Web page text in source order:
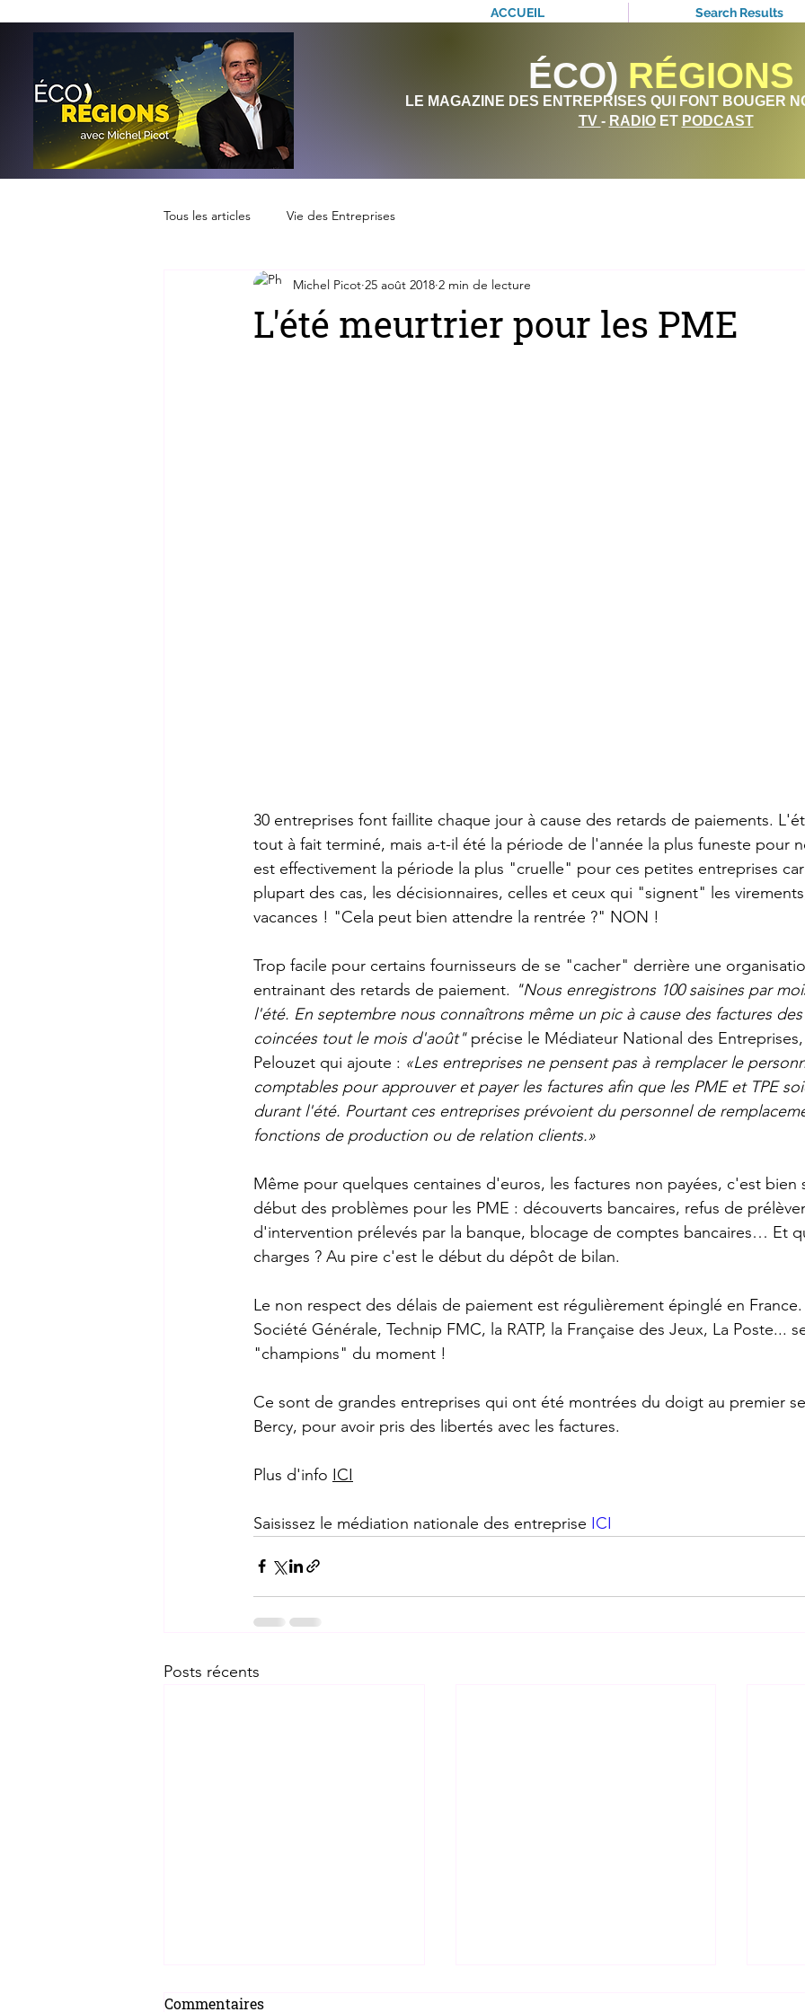
ACCUEIL Search Results
ÉCO) RÉGIONS
LE MAGAZINE DES ENTREPRISES QUI FONT BOUGER
TV - RADIOET PODCAST
Tous les articles Vie des Entreprises
L'été meurtrier pour les PME
Michel Picot 25 août 2018 2 min de lecture
30 entreprises font faillite chaque jour à cause des retards de paiements.
tout à fait terminé, mais a-t-il été la période de l'année la plus funeste pour
est effectivement la période la plus "cruelle" pour ces petites entreprises
plupart des cas, les décisionnaires, celles et ceux qui "signent" les
vacances ! "Cela peut bien attendre la rentrée ?" NON !
Trop facile pour certains fournisseurs de se "cacher" derrière une
entrainant des retards de paiement. "Nous enregistrons 100 saisines par
l'été. En septembre nous connaîtrons même un pic à cause des factures
coincées tout le mois d'août" précise le Médiateur National des Entreprises,
Pelouzet qui ajoute : «Les entreprises ne pensent pas à remplacer le
comptables pour approuver et payer les factures afin que les PME et TPE
durant l'été. Pourtant ces entreprises prévoient du personnel de
fonctions de production ou de relation clients.»
Même pour quelques centaines d'euros, les factures non payées, c'est bien
début des problèmes pour les PME : découverts bancaires, refus de
d'intervention prélevés par la banque, blocage de comptes bancaires… Et
charges ? Au pire c'est le début du dépôt de bilan.
Le non respect des délais de paiement est régulièrement épinglé en
Société Générale, Technip FMC, la RATP, la Française des Jeux, La Poste...
"champions" du moment !
Ce sont de grandes entreprises qui ont été montrées du doigt au premier
Bercy, pour avoir pris des libertés avec les factures.
Plus d'info ICI
Saisissez le médiation nationale des entreprise ICI
Posts récents
Commentaires